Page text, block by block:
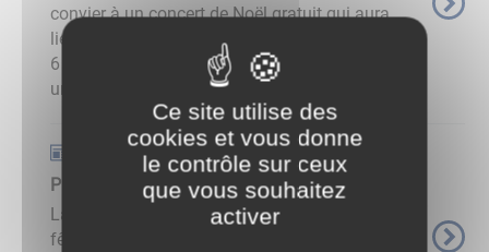
convier à un concert de Noël gratuit qui aura
lieu en l'église Sainte-Croix d'Avosnes le samedi
6 décembre 2025 à 17h. Chants de Noël par
une trentaine de ...
Actualités
PROGRAMME DES FETES A AVOSNES
La Municipalité vous souhaite d'excellentes
fêtes de fin d'année en famille et entre amis.Au
Ce site utilise des
cookies et vous donne
le contrôle sur ceux
que vous souhaitez
activer